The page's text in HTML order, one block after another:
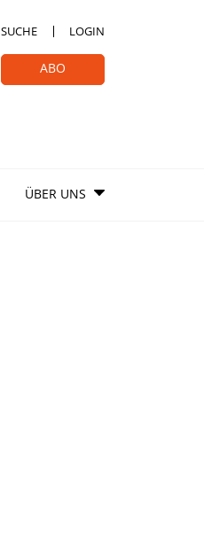
SUCHE LOGIN
ABO
ÜBER UNS